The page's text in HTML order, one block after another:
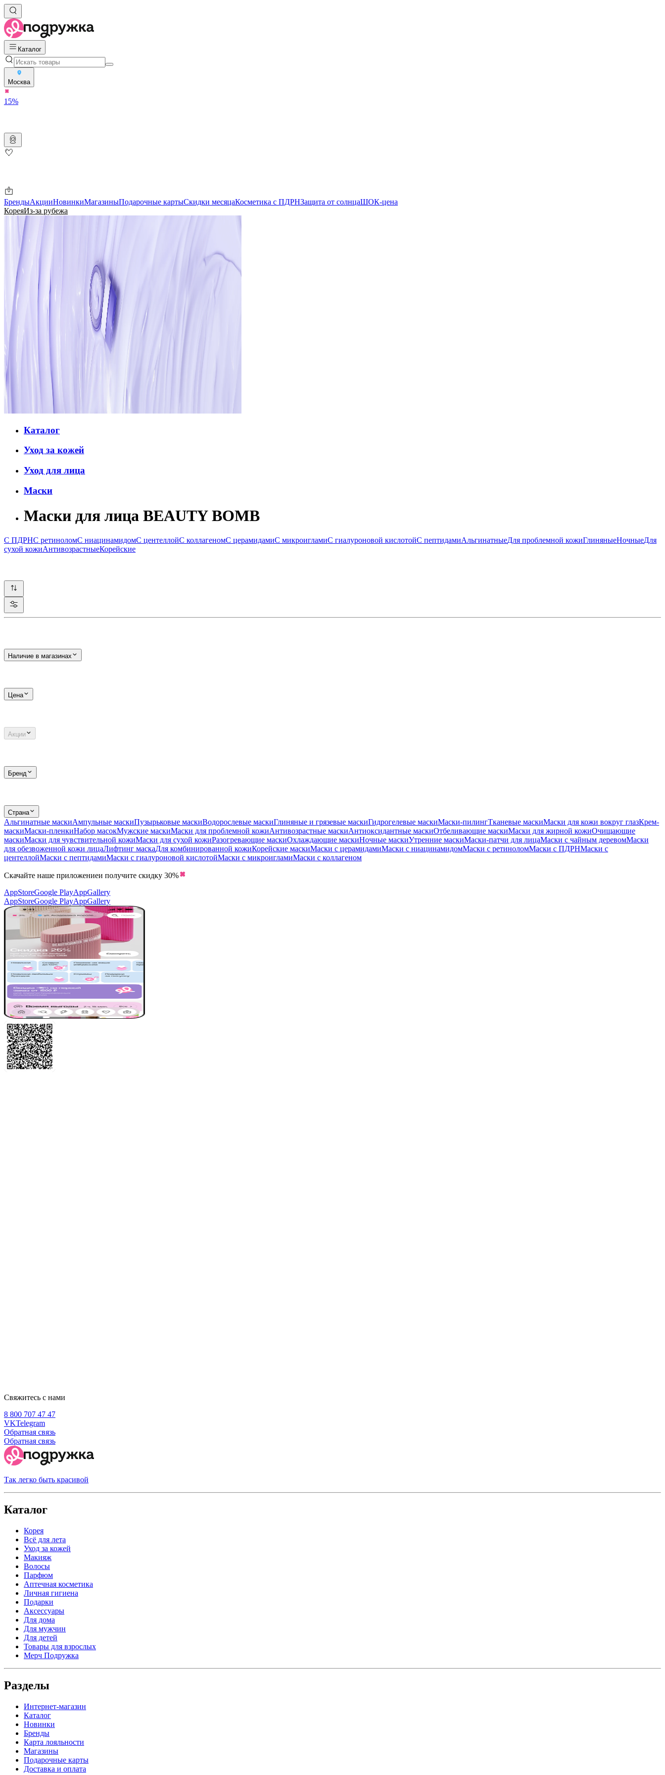
Каталог
Москва
15%
БрендыАкцииНовинкиМагазиныПодарочные картыСкидки месяцаКосметика с ПДРНЗащита от солнцаШОК-цена
КореяИз-за рубежа
Каталог
Уход за кожей
Уход для лица
Маски
Маски для лица BEAUTY BOMB
С ПДРНС ретиноломС ниацинамидомС центеллойС коллагеномС церамидамиС микроигламиС гиалуроновой кислотойС пептидамиАльгинатныеДля проблемной кожиГлиняныеНочныеДля
сухой кожиАнтивозрастныеКорейские
Наличие в магазинах
Цена
Акции
Бренд
Страна
Альгинатные маскиАмпульные маскиПузырьковые маскиВодорослевые маскиГлиняные и грязевые маскиГидрогелевые маскиМаски-пилингТканевые маскиМаски для кожи вокруг глазКрем-
маскиМаски-пленкиНабор масокМужские маскиМаски для проблемной кожиАнтивозрастные маскиАнтиоксидантные маскиОтбеливающие маскиМаски для жирной кожиОчищающие
маскиМаски для чувствительной кожиМаски для сухой кожиРазогревающие маскиОхлаждающие маскиНочные маскиУтренние маскиМаски-патчи для лицаМаски с чайным деревомМаски
для обезвоженной кожи лицаЛифтинг маскаДля комбинированной кожиКорейские маскиМаски с церамидамиМаски с ниацинамидомМаски с ретиноломМаски с ПДРНМаски с
центеллойМаски с пептидамиМаски с гиалуроновой кислотойМаски с микроигламиМаски с коллагеном
Скачайте наше приложениеи получите скидку 30%
AppStoreGoogle PlayAppGallery
AppStoreGoogle PlayAppGallery
Свяжитесь с нами
8 800 707 47 47
VKTelegram
Обратная связь
Обратная связь
Так легко быть красивой
Каталог
Корея
Всё для лета
Уход за кожей
Макияж
Волосы
Парфюм
Аптечная косметика
Личная гигиена
Подарки
Аксессуары
Для дома
Для мужчин
Для детей
Товары для взрослых
Мерч Подружка
Разделы
Интернет-магазин
Каталог
Новинки
Бренды
Карта лояльности
Магазины
Подарочные карты
Доставка и оплата